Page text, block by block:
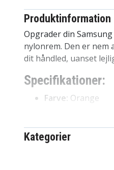
Produktinformation
Opgrader din
nylonrem. Den er
dit håndled, uanset
Specifikationer:
Farve: Orange
Kompatibel med:
44mm, Galaxy
Kategorier